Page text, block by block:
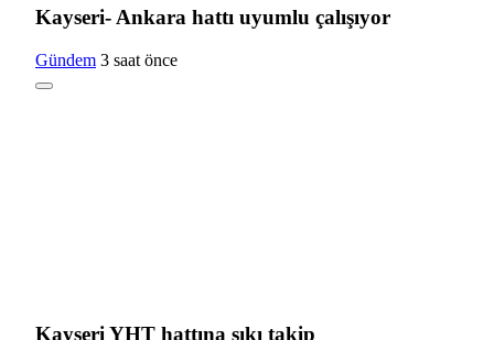
Kayseri- Ankara hattı uyumlu çalışıyor
Gündem 3 saat önce
Kayseri YHT hattına sıkı takip